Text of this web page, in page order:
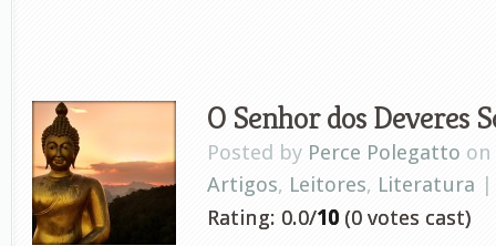
O Senhor dos Deveres
Posted by Perce Polegatto on
Artigos, Leitores, Literatura
Rating: 0.0/10 (0 votes cast)